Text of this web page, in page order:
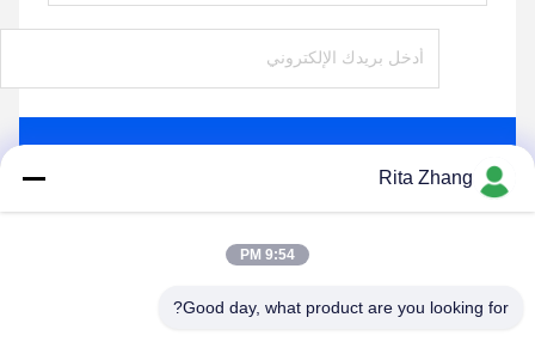
Rita Zhang
9:54 PM
Good day, what product are you looking for?